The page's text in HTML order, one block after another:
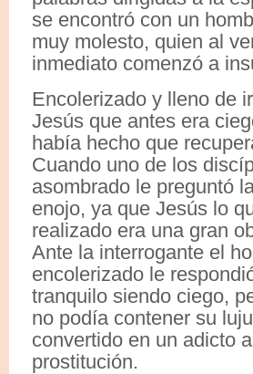
se encontró con un
muy molesto, quien al
inmediato comenzó a
Encolerizado y lleno de
Jesús que antes era
había hecho que
Cuando uno de los
asombrado le preguntó
enojo, ya que Jesús lo
realizado era una gran
Ante la interrogante el
encolerizado le
tranquilo siendo ciego,
no podía contener su
convertido en un adicto
prostitución.